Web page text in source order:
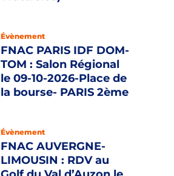
Évènement
FNAC PARIS IDF DOM-
TOM : Salon Régional
le 09-10-2026-Place de
la bourse- PARIS 2ème
Évènement
FNAC AUVERGNE-
LIMOUSIN : RDV au